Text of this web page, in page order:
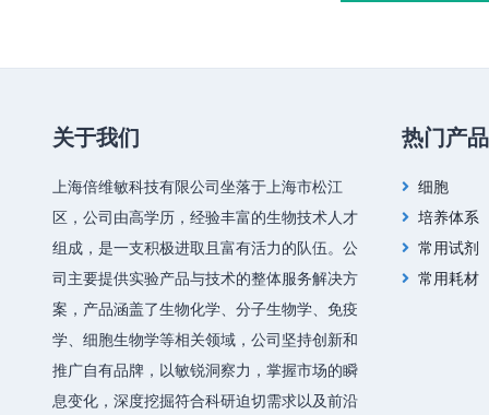
关于我们
上海倍维敏科技有限公司坐落于上海市松江
区，公司由高学历，经验丰富的生物技术人才
组成，是一支积极进取且富有活力的队伍。公
司主要提供实验产品与技术的整体服务解决方
案，产品涵盖了生物化学、分子生物学、免疫
学、细胞生物学等相关领域，公司坚持创新和
推广自有品牌，以敏锐洞察力，掌握市场的瞬
息变化，深度挖掘符合科研迫切需求以及前沿
热门产品
细胞
培养体系
常用试剂
常用耗材